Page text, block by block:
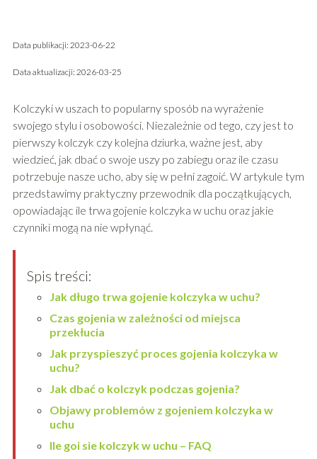
Data publikacji: 2023-06-22
Data aktualizacji: 2026-03-25
Kolczyki w uszach to popularny sposób na wyrażenie
swojego stylu i osobowości. Niezależnie od tego, czy jest to
pierwszy kolczyk czy kolejna dziurka, ważne jest, aby
wiedzieć, jak dbać o swoje uszy po zabiegu oraz ile czasu
potrzebuje nasze ucho, aby się w pełni zagoić. W artykule tym
przedstawimy praktyczny przewodnik dla początkujących,
opowiadając ile trwa gojenie kolczyka w uchu oraz jakie
czynniki mogą na nie wpłynąć.
Spis treści:
Jak długo trwa gojenie kolczyka w uchu?
Czas gojenia w zależności od miejsca
przekłucia
Jak przyspieszyć proces gojenia kolczyka w
uchu?
Jak dbać o kolczyk podczas gojenia?
Objawy problemów z gojeniem kolczyka w
uchu
Ile goi sie kolczyk w uchu – FAQ